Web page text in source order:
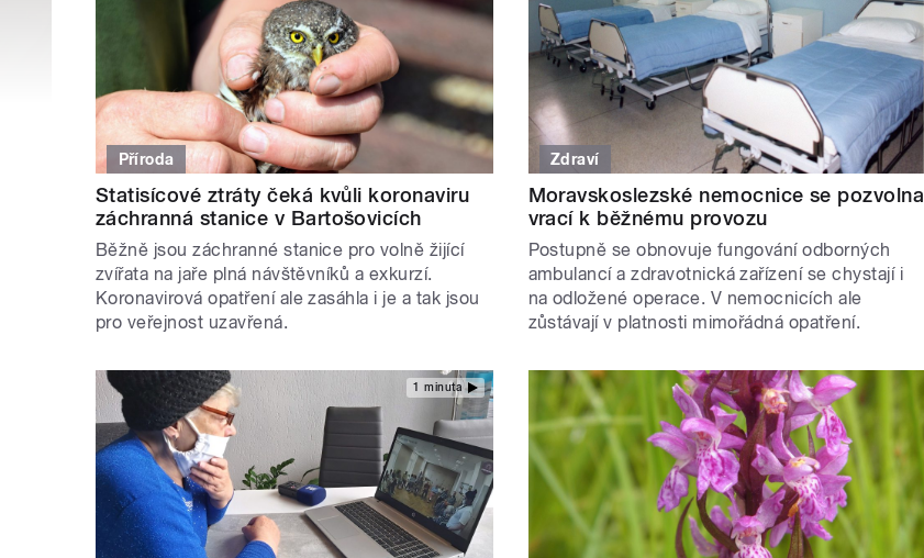
Příroda
Statisícové ztráty čeká kvůli koronaviru
záchranná stanice v Bartošovicích
Běžně jsou záchranné stanice pro volně žijící
zvířata na jaře plná návštěvníků a exkurzí.
Koronavirová opatření ale zasáhla i je a tak jsou
pro veřejnost uzavřená.
Zdraví
Moravskoslezské nemocnice se pozvolna
vrací k běžnému provozu
Postupně se obnovuje fungování odborných
ambulancí a zdravotnická zařízení se chystají i
na odložené operace. V nemocnicích ale
zůstávají v platnosti mimořádná opatření.
1 minuta